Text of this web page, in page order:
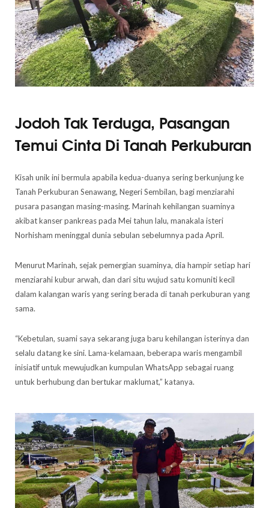
Jodoh Tak Terduga, Pasangan
Temui Cinta Di Tanah Perkuburan
Kisah unik ini bermula apabila kedua-duanya sering berkunjung ke
Tanah Perkuburan Senawang, Negeri Sembilan, bagi menziarahi
pusara pasangan masing-masing. Marinah kehilangan suaminya
akibat kanser pankreas pada Mei tahun lalu, manakala isteri
Norhisham meninggal dunia sebulan sebelumnya pada April.
Menurut Marinah, sejak pemergian suaminya, dia hampir setiap hari
menziarahi kubur arwah, dan dari situ wujud satu komuniti kecil
dalam kalangan waris yang sering berada di tanah perkuburan yang
sama.
“Kebetulan, suami saya sekarang juga baru kehilangan isterinya dan
selalu datang ke sini. Lama-kelamaan, beberapa waris mengambil
inisiatif untuk mewujudkan kumpulan WhatsApp sebagai ruang
untuk berhubung dan bertukar maklumat,” katanya.